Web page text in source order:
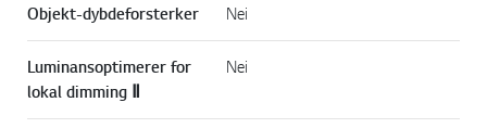
Objekt-dybdeforsterker Nei
Luminansoptimerer for
lokal dimming Ⅱ
Nei